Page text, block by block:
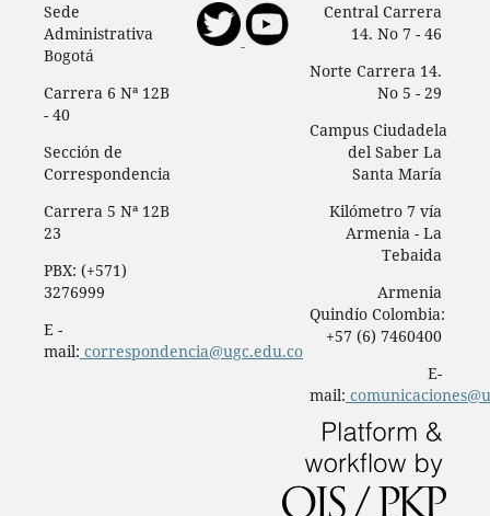
Sede
Administrativa
Bogotá
Carrera 6 Nª 12B
- 40
Sección de
Correspondencia
Carrera 5 Nª 12B
23
PBX: (+571)
3276999
E -
mail: correspondencia@ugc.edu.co
Central Carrera
14. No 7 - 46
Norte Carrera 14.
No 5 - 29
Campus Ciudadela
del Saber La
Santa María
Kilómetro 7 vía
Armenia - La
Tebaida
Armenia
Quindío Colombia:
+57 (6) 7460400
E-
mail: